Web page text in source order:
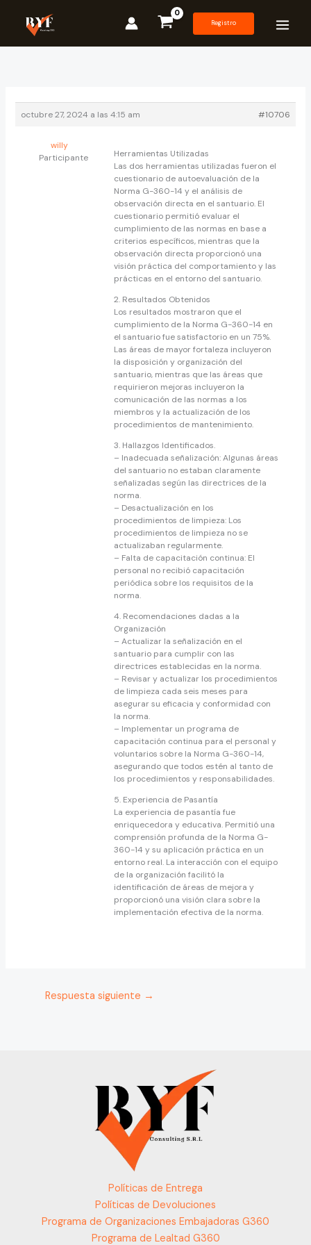
contenido
Registro
octubre 27, 2024 a las 4:15 am #10706
willy
Participante
Herramientas Utilizadas
Las dos herramientas utilizadas fueron el
cuestionario de autoevaluación de la
Norma G-360-14 y el análisis de
observación directa en el santuario. El
cuestionario permitió evaluar el
cumplimiento de las normas en base a
criterios específicos, mientras que la
observación directa proporcionó una
visión práctica del comportamiento y las
prácticas en el entorno del santuario.
2. Resultados Obtenidos
Los resultados mostraron que el
cumplimiento de la Norma G-360-14 en
el santuario fue satisfactorio en un 75%.
Las áreas de mayor fortaleza incluyeron
la disposición y organización del
santuario, mientras que las áreas que
requirieron mejoras incluyeron la
comunicación de las normas a los
miembros y la actualización de los
procedimientos de mantenimiento.
3. Hallazgos Identificados.
– Inadecuada señalización: Algunas áreas
del santuario no estaban claramente
señalizadas según las directrices de la
norma.
– Desactualización en los
procedimientos de limpieza: Los
procedimientos de limpieza no se
actualizaban regularmente.
– Falta de capacitación continua: El
personal no recibió capacitación
periódica sobre los requisitos de la
norma.
4. Recomendaciones dadas a la
Organización
– Actualizar la señalización en el
santuario para cumplir con las
directrices establecidas en la norma.
– Revisar y actualizar los procedimientos
de limpieza cada seis meses para
asegurar su eficacia y conformidad con
la norma.
– Implementar un programa de
capacitación continua para el personal y
voluntarios sobre la Norma G-360-14,
asegurando que todos estén al tanto de
los procedimientos y responsabilidades.
5. Experiencia de Pasantía
La experiencia de pasantía fue
enriquecedora y educativa. Permitió una
comprensión profunda de la Norma G-
360-14 y su aplicación práctica en un
entorno real. La interacción con el equipo
de la organización facilitó la
identificación de áreas de mejora y
proporcionó una visión clara sobre la
implementación efectiva de la norma.
Respuesta siguiente →
Políticas de Entrega
Políticas de Devoluciones
Programa de Organizaciones Embajadoras G360
Programa de Lealtad G360